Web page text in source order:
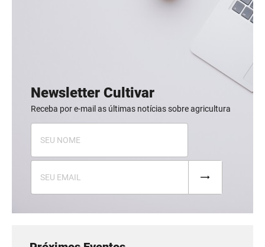
Newsletter Cultivar
Receba por e-mail as últimas notícias sobre agricultura